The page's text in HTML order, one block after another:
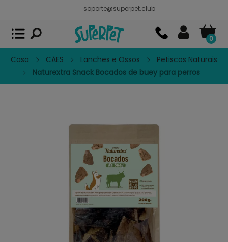
soporte@superpet.club
0
Casa CÃES Lanches e Ossos
Petiscos Naturais
Naturextra Snack Bocados de buey para perros
Superpet, comida para mascotas
APP GRATIS - En Google Play